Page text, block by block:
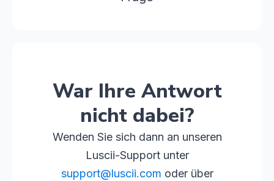
War Ihre Antwort
nicht dabei?
Wenden Sie sich dann an unseren
Luscii-Support unter
support@luscii.com oder über